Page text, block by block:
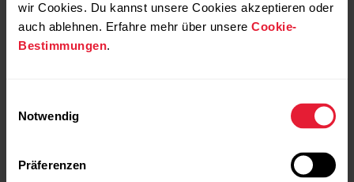
wir Cookies. Du kannst unsere Cookies akzeptieren oder
auch ablehnen. Erfahre mehr über unsere Cookie-
Bestimmungen.
Notwendig
Präferenzen
hast, aber immer noch Synchronisierungsprobleme
Polar Flow App für Android